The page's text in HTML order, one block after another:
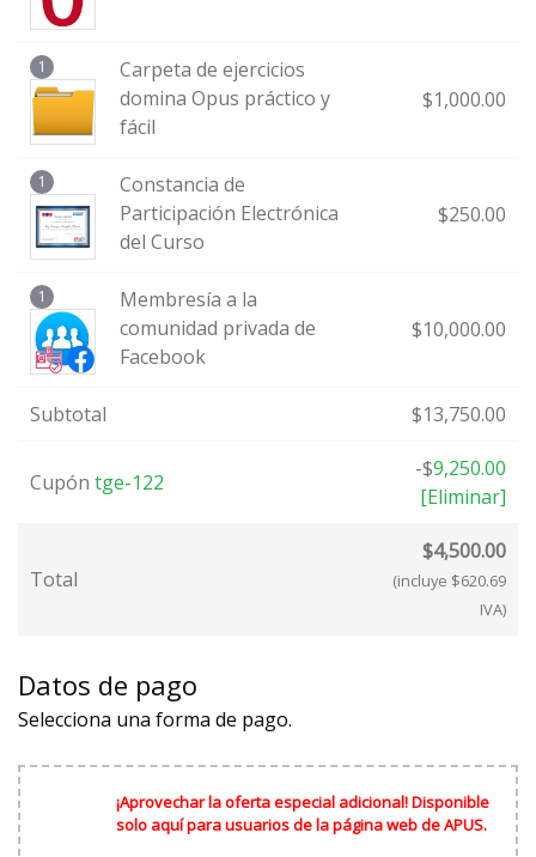
1
Carpeta de ejercicios
domina Opus práctico y
fácil
$1,000.00
1
Constancia de
Participación Electrónica
del Curso
$250.00
1
Membresía a la
comunidad privada de
Facebook
$10,000.00
Subtotal $13,750.00
Cupón tge-122
-$9,250.00
[Eliminar]
Total
$4,500.00
(incluye $620.69
IVA)
Datos de pago
Selecciona una forma de pago.
¡Aprovechar la oferta especial adicional! Disponible
solo aquí para usuarios de la página web de APUS.